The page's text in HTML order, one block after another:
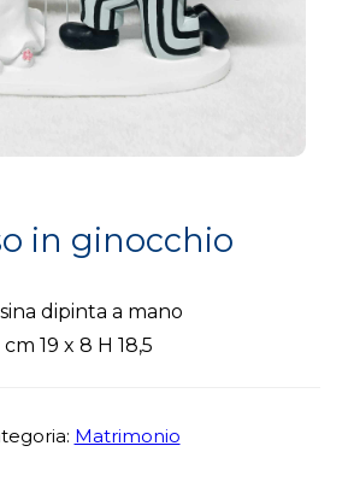
in ginocchio
dipinta a mano
cm 19 x 8 H 18,5
Matrimonio